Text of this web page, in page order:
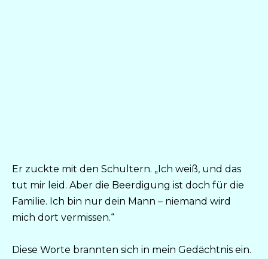
Er zuckte mit den Schultern. „Ich weiß, und das
tut mir leid. Aber die Beerdigung ist doch für die
Familie. Ich bin nur dein Mann – niemand wird
mich dort vermissen.“
Diese Worte brannten sich in mein Gedächtnis ein.